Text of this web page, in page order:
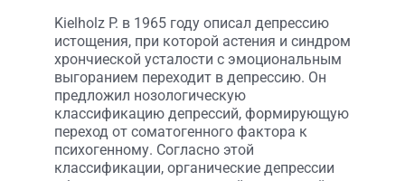
Kielholz P. в 1965 году описал депрессию
истощения, при которой астения и синдром
хрончиеской усталости с эмоциональным
выгоранием переходит в депрессию. Он
предложил нозологическую
классификацию депрессий, формирующую
переход от соматогенного фактора к
психогенному. Согласно этой
классификации, органические депрессии